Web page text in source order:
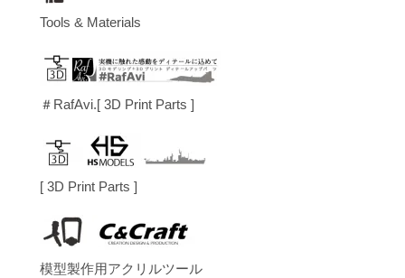
Tools & Materials
＃RafAvi.[ 3D Print Parts ]
[ 3D Print Parts ]
模型製作用アクリルツール